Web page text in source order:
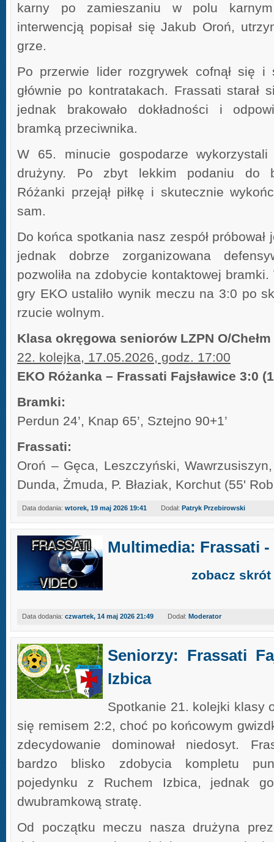
karny po zamieszaniu w polu
interwencją popisał się Jakub Oroń,
grze.
Po przerwie lider rozgrywek cofnął się i
głównie po kontratakach. Frassati starał
jednak brakowało dokładności i
bramką przeciwnika.
W 65. minucie gospodarze
drużyny. Po zbyt lekkim podaniu do
Różanki przejął piłkę i skutecznie
sam.
Do końca spotkania nasz zespół próbował
jednak dobrze zorganizowana
pozwoliła na zdobycie kontaktowej
gry EKO ustaliło wynik meczu na 3:0 po
rzucie wolnym.
Klasa okręgowa seniorów LZPN O/Chełm
22. kolejka, 17.05.2026, godz. 17:00
EKO Różanka – Frassati Fajsławice 3:0
Bramki:
Perdun 24’, Knap 65’, Sztejno 90+1’
Frassati:
Oroń – Gęca, Leszczyński,
Dunda, Żmuda, P. Błaziak, Korchut (55'
Data dodania: wtorek, 19 maj 2026 19:41 Dodał: Patryk Przebirowski
Multimedia: Frassati -
zobacz skrót
Data dodania: czwartek, 14 maj 2026 21:49 Dodał: Moderator
Seniorzy: Frassati
Izbica
Spotkanie 21. kolejki klasy
się remisem 2:2, choć po końcowym
zdecydowanie dominował niedosyt.
bardzo blisko zdobycia kompletu
pojedynku z Ruchem Izbica, jednak
dwubramkową stratę.
Od początku meczu nasza drużyna